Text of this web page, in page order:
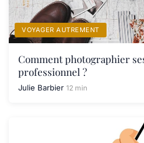
VOYAGER AUTREMENT
Comment photographier
professionnel ?
Julie Barbier 12 min